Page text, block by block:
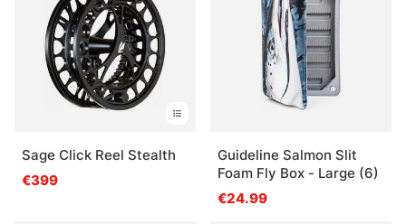
Sage Click Reel Stealth
€399
Guideline Salmon Slit
Foam Fly Box - Large (6)
€24.99